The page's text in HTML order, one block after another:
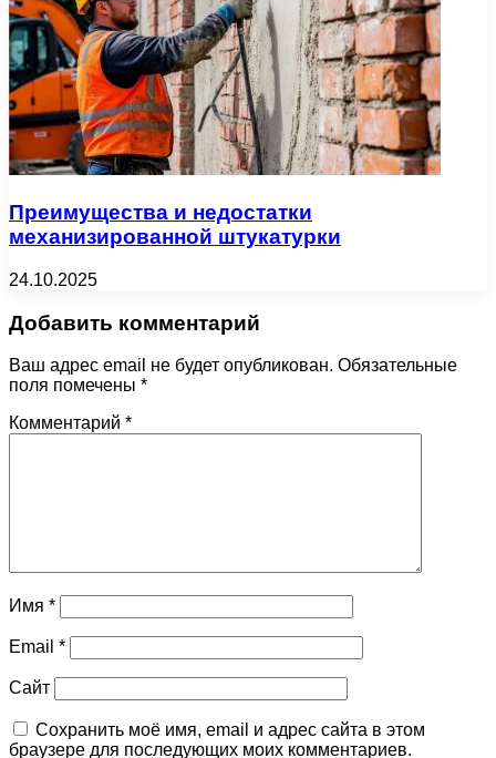
Преимущества и недостатки
механизированной штукатурки
24.10.2025
Добавить комментарий
Ваш адрес email не будет опубликован. Обязательные
поля помечены *
Комментарий *
Имя *
Email *
Сайт
Сохранить моё имя, email и адрес сайта в этом
браузере для последующих моих комментариев.